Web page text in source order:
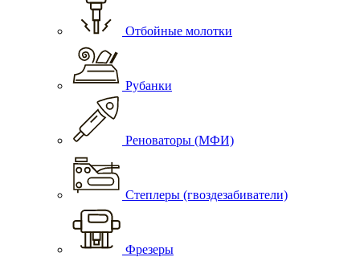
Отбойные молотки
Рубанки
Реноваторы (МФИ)
Степлеры (гвоздезабиватели)
Фрезеры